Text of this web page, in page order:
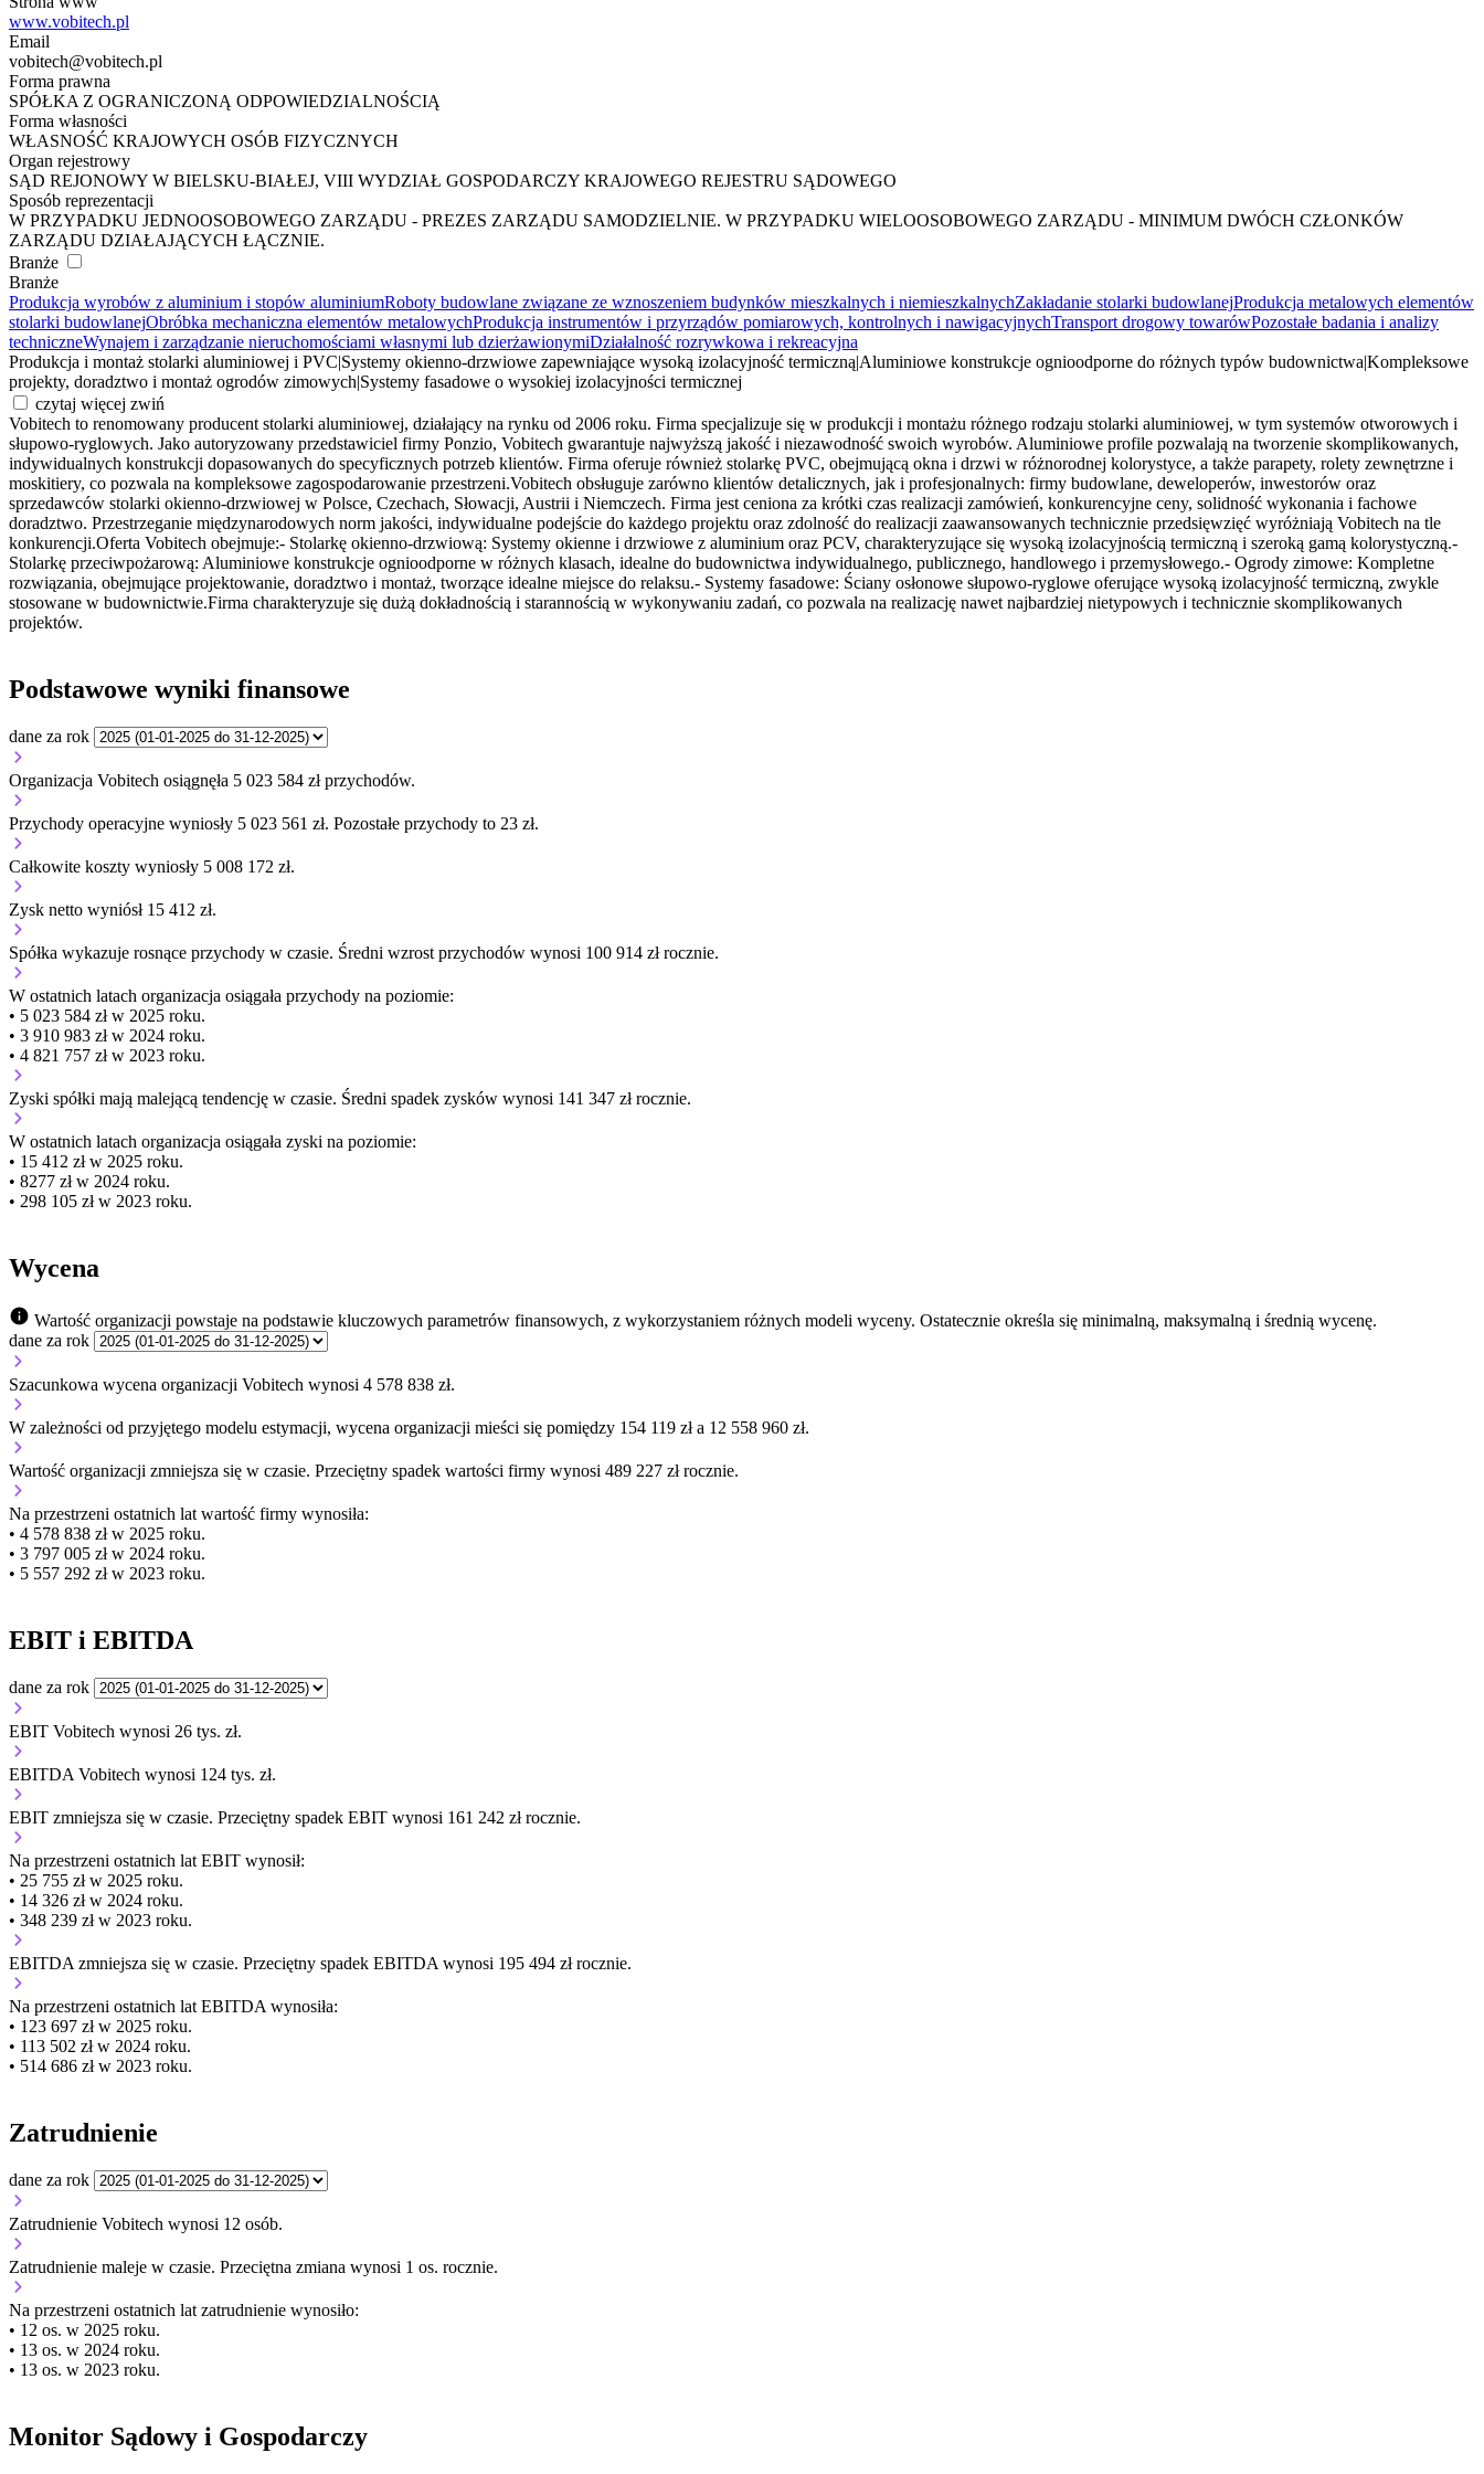
www.vobitech.pl
Email
vobitech@vobitech.pl
Forma prawna
SPÓŁKA Z OGRANICZONĄ ODPOWIEDZIALNOŚCIĄ
Forma własności
WŁASNOŚĆ KRAJOWYCH OSÓB FIZYCZNYCH
Organ rejestrowy
SĄD REJONOWY W BIELSKU-BIAŁEJ, VIII WYDZIAŁ GOSPODARCZY KRAJOWEGO REJESTRU SĄDOWEGO
Sposób reprezentacji
W PRZYPADKU JEDNOOSOBOWEGO ZARZĄDU - PREZES ZARZĄDU SAMODZIELNIE. W PRZYPADKU WIELOOSOBOWEGO ZARZĄDU - MINIMUM DWÓCH CZŁONKÓW
ZARZĄDU DZIAŁAJĄCYCH ŁĄCZNIE.
Branże
Branże
Produkcja wyrobów z aluminium i stopów aluminiumRoboty budowlane związane ze wznoszeniem budynków mieszkalnych i niemieszkalnychZakładanie stolarki budowlanejProdukcja metalowych elementów
stolarki budowlanejObróbka mechaniczna elementów metalowychProdukcja instrumentów i przyrządów pomiarowych, kontrolnych i nawigacyjnychTransport drogowy towarówPozostałe badania i analizy
techniczneWynajem i zarządzanie nieruchomościami własnymi lub dzierżawionymiDziałalność rozrywkowa i rekreacyjna
Produkcja i montaż stolarki aluminiowej i PVC Systemy okienno-drzwiowe zapewniające wysoką izolacyjność termicznąAluminiowe konstrukcje ognioodporne do różnych typów budownictwaKompleksowe
projekty, doradztwo i montaż ogrodów zimowych Systemy fasadowe o wysokiej izolacyjności termicznej
czytaj więcej zwiń
Vobitech to renomowany producent stolarki aluminiowej, działający na rynku od 2006 roku. Firma specjalizuje się w produkcji i montażu różnego rodzaju stolarki aluminiowej, w tym systemów otworowych i
słupowo-ryglowych. Jako autoryzowany przedstawiciel firmy Ponzio, Vobitech gwarantuje najwyższą jakość i niezawodność swoich wyrobów. Aluminiowe profile pozwalają na tworzenie skomplikowanych,
indywidualnych konstrukcji dopasowanych do specyficznych potrzeb klientów. Firma oferuje również stolarkę PVC, obejmującą okna i drzwi w różnorodnej kolorystyce, a także parapety, rolety zewnętrzne i
moskitiery, co pozwala na kompleksowe zagospodarowanie przestrzeni.Vobitech obsługuje zarówno klientów detalicznych, jak i profesjonalnych: firmy budowlane, deweloperów, inwestorów oraz
sprzedawców stolarki okienno-drzwiowej w Polsce, Czechach, Słowacji, Austrii i Niemczech. Firma jest ceniona za krótki czas realizacji zamówień, konkurencyjne ceny, solidność wykonania i fachowe
doradztwo. Przestrzeganie międzynarodowych norm jakości, indywidualne podejście do każdego projektu oraz zdolność do realizacji zaawansowanych technicznie przedsięwzięć wyróżniają Vobitech na tle
konkurencji.Oferta Vobitech obejmuje:- Stolarkę okienno-drzwiową: Systemy okienne i drzwiowe z aluminium oraz PCV, charakteryzujące się wysoką izolacyjnością termiczną i szeroką gamą kolorystyczną.-
Stolarkę przeciwpożarową: Aluminiowe konstrukcje ognioodporne w różnych klasach, idealne do budownictwa indywidualnego, publicznego, handlowego i przemysłowego.- Ogrody zimowe: Kompletne
rozwiązania, obejmujące projektowanie, doradztwo i montaż, tworzące idealne miejsce do relaksu.- Systemy fasadowe: Ściany osłonowe słupowo-ryglowe oferujące wysoką izolacyjność termiczną, zwykle
stosowane w budownictwie.Firma charakteryzuje się dużą dokładnością i starannością w wykonywaniu zadań, co pozwala na realizację nawet najbardziej nietypowych i technicznie skomplikowanych
projektów.
Podstawowe wyniki finansowe
dane za rok
Organizacja Vobitech osiągnęła 5 023 584 zł przychodów.
Przychody operacyjne wyniosły 5 023 561 zł. Pozostałe przychody to 23 zł.
Całkowite koszty wyniosły 5 008 172 zł.
Zysk netto wyniósł 15 412 zł.
Spółka wykazuje rosnące przychody w czasie. Średni wzrost przychodów wynosi 100 914 zł rocznie.
W ostatnich latach organizacja osiągała przychody na poziomie:
• 5 023 584 zł w 2025 roku.
• 3 910 983 zł w 2024 roku.
• 4 821 757 zł w 2023 roku.
Zyski spółki mają malejącą tendencję w czasie. Średni spadek zysków wynosi 141 347 zł rocznie.
W ostatnich latach organizacja osiągała zyski na poziomie:
• 15 412 zł w 2025 roku.
• 8277 zł w 2024 roku.
• 298 105 zł w 2023 roku.
Wycena
Wartość organizacji powstaje na podstawie kluczowych parametrów finansowych, z wykorzystaniem różnych modeli wyceny. Ostatecznie określa się minimalną, maksymalną i średnią wycenę.
dane za rok
Szacunkowa wycena organizacji Vobitech wynosi 4 578 838 zł.
W zależności od przyjętego modelu estymacji, wycena organizacji mieści się pomiędzy 154 119 zł a 12 558 960 zł.
Wartość organizacji zmniejsza się w czasie. Przeciętny spadek wartości firmy wynosi 489 227 zł rocznie.
Na przestrzeni ostatnich lat wartość firmy wynosiła:
• 4 578 838 zł w 2025 roku.
• 3 797 005 zł w 2024 roku.
• 5 557 292 zł w 2023 roku.
EBIT i EBITDA
dane za rok
EBIT Vobitech wynosi 26 tys. zł.
EBITDA Vobitech wynosi 124 tys. zł.
EBIT zmniejsza się w czasie. Przeciętny spadek EBIT wynosi 161 242 zł rocznie.
Na przestrzeni ostatnich lat EBIT wynosił:
• 25 755 zł w 2025 roku.
• 14 326 zł w 2024 roku.
• 348 239 zł w 2023 roku.
EBITDA zmniejsza się w czasie. Przeciętny spadek EBITDA wynosi 195 494 zł rocznie.
Na przestrzeni ostatnich lat EBITDA wynosiła:
• 123 697 zł w 2025 roku.
• 113 502 zł w 2024 roku.
• 514 686 zł w 2023 roku.
Zatrudnienie
dane za rok
Zatrudnienie Vobitech wynosi 12 osób.
Zatrudnienie maleje w czasie. Przeciętna zmiana wynosi 1 os. rocznie.
Na przestrzeni ostatnich lat zatrudnienie wynosiło:
• 12 os. w 2025 roku.
• 13 os. w 2024 roku.
• 13 os. w 2023 roku.
Monitor Sądowy i Gospodarczy